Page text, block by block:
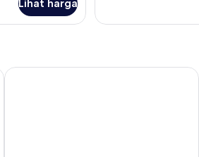
Lihat harga
Kamar,
Queen
Fiesta Inn Periferico Sur